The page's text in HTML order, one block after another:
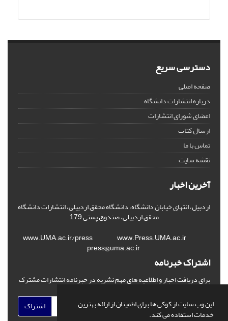
این وب سایت از کوکی ها برای اطمینان از ارائه بهترین
خدمات استفاده می کند.
دسترسی سریع
صفحه اصلی
درباره انتشارات دانشگاه
اعضای شورای انتشارات
ارسال کتاب
تماس با ما
نقشه سایت
آخرین اخبار
اردبیل، انتهای خیابان دانشگاه، دانشگاه محقق اردبیلی، انتشارات دانشگاه
محقق اردبیلی، صندوق پستی 179
www.UMA.ac.ir/press www.Press.UMA.ac.ir
press@uma.ac.ir
اشتراک خبرنامه
برای دریافت اخبار و اطلاعیه های مهم نشریه در خبرنامه انتشارات مشترک
اشتراک